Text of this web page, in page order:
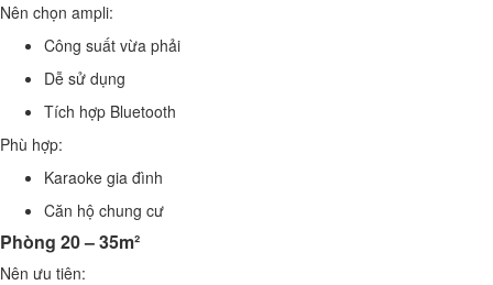
Nên chọn ampli:
Công suất vừa phải
Dễ sử dụng
Tích hợp Bluetooth
Phù hợp:
Karaoke gia đình
Căn hộ chung cư
Phòng 20 – 35m²
Nên ưu tiên: